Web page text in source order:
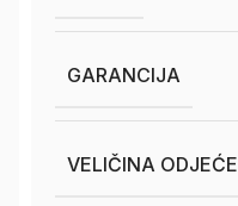
GARANCIJA
VELIČINA ODJEĆE